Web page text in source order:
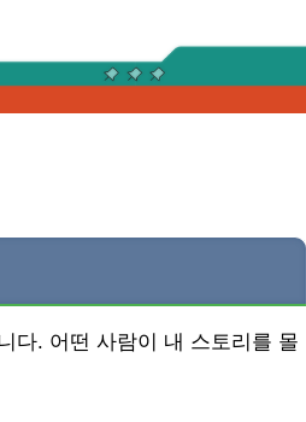
다. 어떤 사람이 내 스토리를 몰